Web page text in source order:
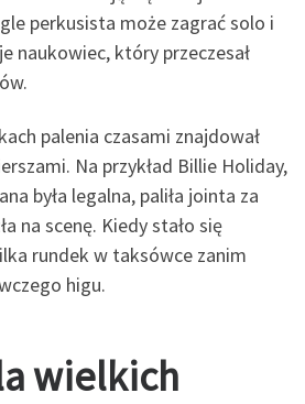
perkusista może zagrać solo i
naukowiec, który przeczesał
palenia czasami znajdował
Na przykład Billie Holiday,
była legalna, paliła jointa za
na scenę. Kiedy stało się
rundek w taksówce zanim
higu.
wielkich